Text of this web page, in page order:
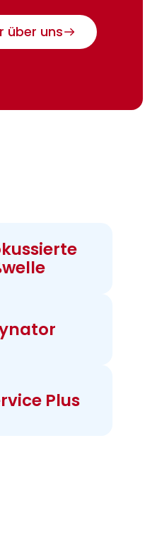
über uns
Plus